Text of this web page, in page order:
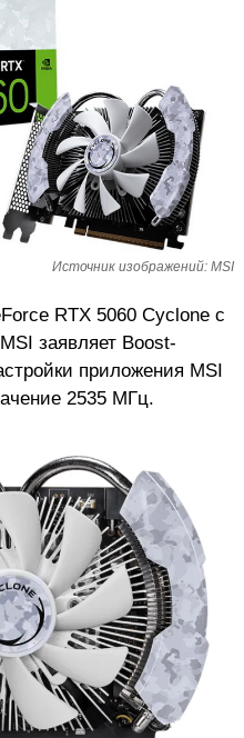
Источник изображений: MSI
RTX 5060 Cyclone с
заявляет Boost-
приложения MSI
2535 МГц.